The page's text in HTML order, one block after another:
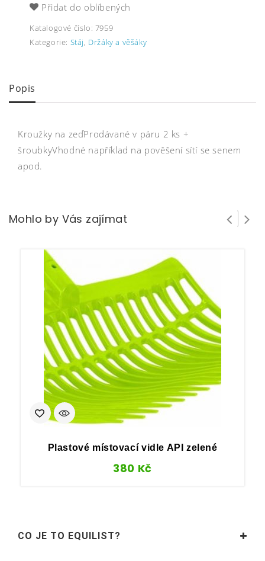
Přidat do oblíbených
Katalogové číslo: 7959
Kategorie: Stáj, Držáky a věšáky
Popis
Kroužky na zeďProdávané v páru 2 ks +
šroubkyVhodné například na pověšení sítí se senem
apod.
Mohlo by Vás zajímat
Plastové místovací vidle API zelené
380 Kč
CO JE TO EQUILIST?